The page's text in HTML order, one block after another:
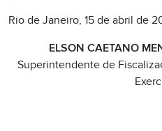
Rio de Janeiro, 15 de abril de
ELSON CAETANO
Superintendente de